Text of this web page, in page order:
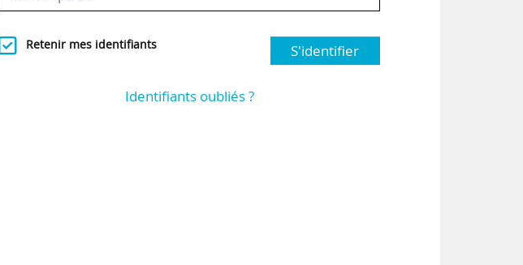
Retenir mes identifiants S'identifier
Identifiants oubliés ?